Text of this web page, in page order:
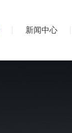
新闻中心